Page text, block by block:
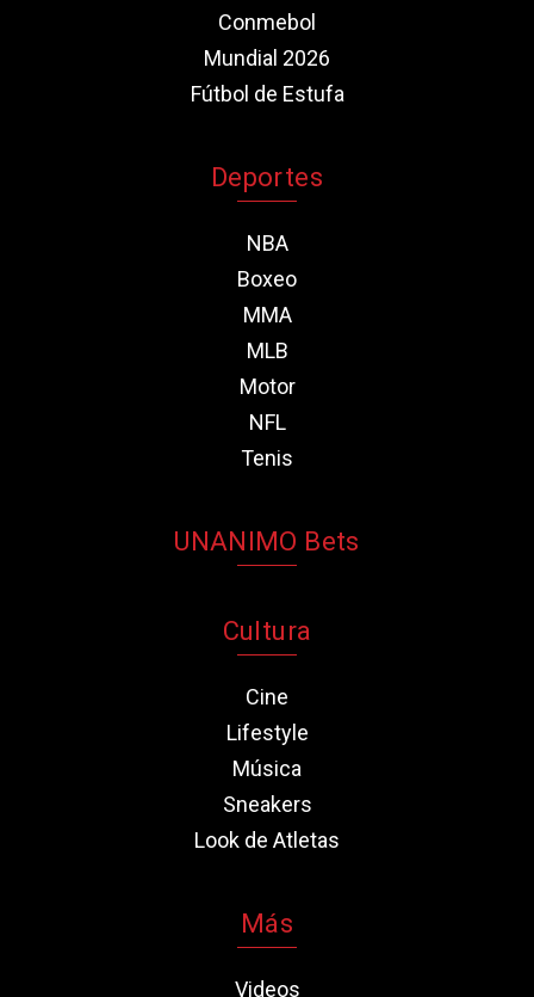
Conmebol
Mundial 2026
Fútbol de Estufa
Deportes
NBA
Boxeo
MMA
MLB
Motor
NFL
Tenis
UNANIMO Bets
Cultura
Cine
Lifestyle
Música
Sneakers
Look de Atletas
Más
Videos